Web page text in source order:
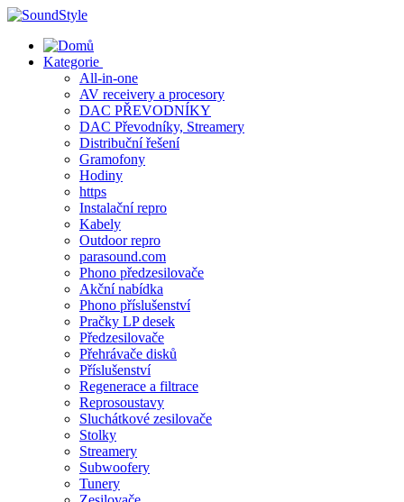
Skip
content
Kategorie
All-in-one
AV receivery a procesory
DAC PŘEVODNÍKY
DAC Převodníky, Streamery
Distribuční řešení
Gramofony
Hodiny
https
Instalační repro
Kabely
Outdoor repro
parasound.com
Phono předzesilovače
Akční nabídka
Phono příslušenství
Pračky LP desek
Předzesilovače
Přehrávače disků
Příslušenství
Regenerace a filtrace
Reprosoustavy
Sluchátkové zesilovače
Stolky
Streamery
Subwoofery
Tunery